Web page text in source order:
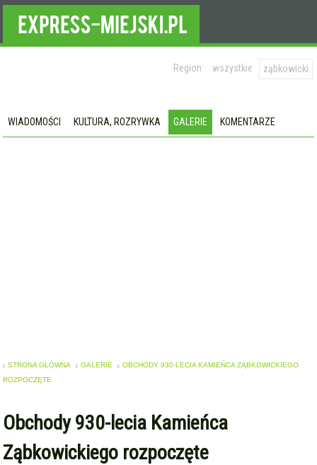
Region: wszystkie ząbkowicki
WIADOMOŚCI KULTURA, ROZRYWKA GALERIE KOMENTARZE
STRONA GŁÓWNA GALERIE
OBCHODY 930-LECIA KAMIEŃCA ZĄBKOWICKIEGO
ROZPOCZĘTE
Obchody 930-lecia Kamieńca
Ząbkowickiego rozpoczęte